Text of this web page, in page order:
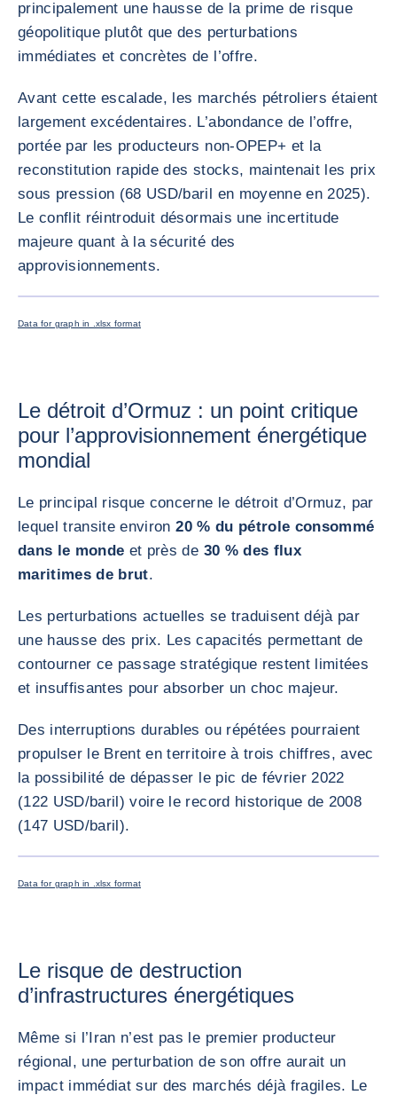
principalement une hausse de la prime de risque
géopolitique plutôt que des perturbations
immédiates et concrètes de l’offre.
Avant cette escalade, les marchés pétroliers étaient
largement excédentaires. L’abondance de l’offre,
portée par les producteurs non-OPEP+ et la
reconstitution rapide des stocks, maintenait les prix
sous pression (68 USD/baril en moyenne en 2025).
Le conflit réintroduit désormais une incertitude
majeure quant à la sécurité des
approvisionnements.
Data for graph in .xlsx format
Le détroit d’Ormuz : un point critique
pour l’approvisionnement énergétique
mondial
Le principal risque concerne le détroit d’Ormuz, par
lequel transite environ20 % du pétrole consommé
dans le monde et près de 30 % des flux
maritimes de brut.
Les perturbations actuelles se traduisent déjà par
une hausse des prix. Les capacités permettant de
contourner ce passage stratégique restent limitées
et insuffisantes pour absorber un choc majeur.
Des interruptions durables ou répétées pourraient
propulser le Brent en territoire à trois chiffres, avec
la possibilité de dépasser le pic de février 2022
(122 USD/baril) voire le record historique de 2008
(147 USD/baril).
Data for graph in .xlsx format
Le risque de destruction
d’infrastructures énergétiques
Même si l’Iran n’est pas le premier producteur
régional, une perturbation de son offre aurait un
impact immédiat sur des marchés déjà fragiles. Le